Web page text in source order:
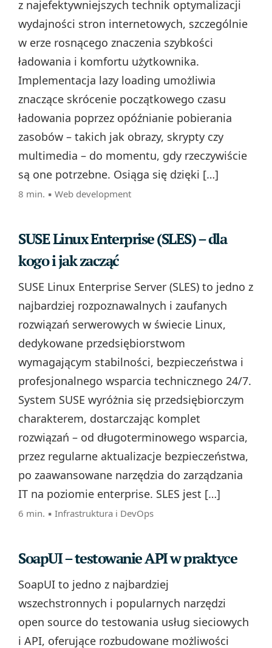
z najefektywniejszych technik optymalizacji
wydajności stron internetowych, szczególnie
w erze rosnącego znaczenia szybkości
ładowania i komfortu użytkownika.
Implementacja lazy loading umożliwia
znaczące skrócenie początkowego czasu
ładowania poprzez opóźnianie pobierania
zasobów – takich jak obrazy, skrypty czy
multimedia – do momentu, gdy rzeczywiście
są one potrzebne. Osiąga się dzięki […]
8 min. ▪ Web development
SUSE Linux Enterprise (SLES) – dla
kogo i jak zacząć
SUSE Linux Enterprise Server (SLES) to jedno z
najbardziej rozpoznawalnych i zaufanych
rozwiązań serwerowych w świecie Linux,
dedykowane przedsiębiorstwom
wymagającym stabilności, bezpieczeństwa i
profesjonalnego wsparcia technicznego 24/7.
System SUSE wyróżnia się przedsiębiorczym
charakterem, dostarczając komplet
rozwiązań – od długoterminowego wsparcia,
przez regularne aktualizacje bezpieczeństwa,
po zaawansowane narzędzia do zarządzania
IT na poziomie enterprise. SLES jest […]
6 min. ▪ Infrastruktura i DevOps
SoapUI – testowanie API w praktyce
SoapUI to jedno z najbardziej
wszechstronnych i popularnych narzędzi
open source do testowania usług sieciowych
i API, oferujące rozbudowane możliwości